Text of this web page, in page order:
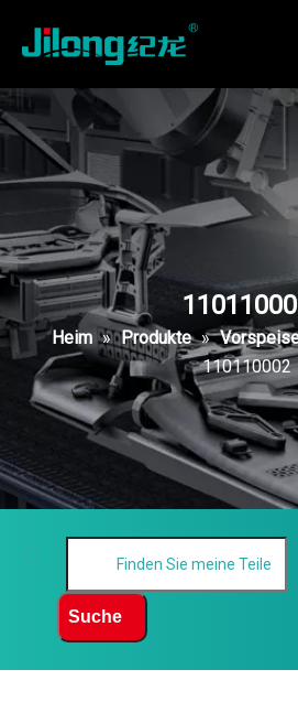
Heim » Produkte »
110110002
Suche